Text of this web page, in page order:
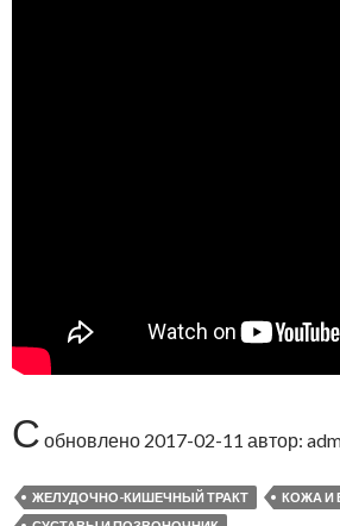
С обновлено 2017-02-11 автор:
ЖЕЛУДОЧНО-КИШЕЧНЫЙ ТРАКТ
КОЖА И